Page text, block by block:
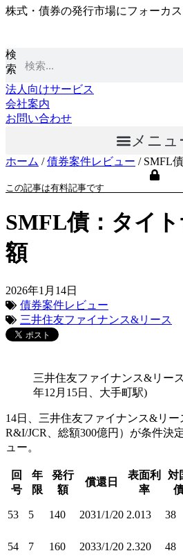
コ
ン
ツ
に
ス
キ
ッ
株式・債券の発行市場にフォーカ
検
索
法人向けサービス
会社案内
お問い合わせ
メニュ
ホーム /債券案件レビュー / SMFL
この記事は有料記事です
SMFL債：タイ
額
2026年1月14日
債券案件レビュー
三井住友ファイナンス&リース
三井住友ファイナンス&リー
年12月15日、大手町駅)
14日、三井住友ファイナンス&リー
R&I/JCR、総額300億円）が条件決
ュー。
回
号
年
限
発行
額
償還日
表面利
率
対
53 5 140 2031/1/20 2.013 38
54 7 160 2033/1/20 2.320 48